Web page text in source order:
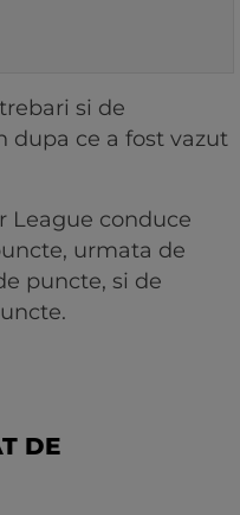
si de
dupa ce a fost vazut
League conduce
urmata de
puncte, si de
DE